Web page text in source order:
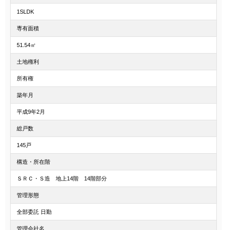
1SLDK
専有面積
51.54㎡
土地権利
所有権
築年月
平成9年2月
総戸数
145戸
構造・所在階
ＳＲＣ・Ｓ造 地上14階 14階部分
管理形態
全部委託 日勤
管理会社名